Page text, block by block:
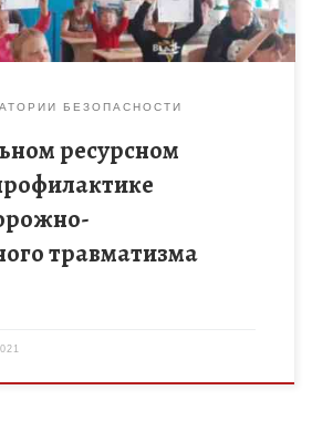
БЕЗОПАСНОСТИ
ресурсном
травматизма